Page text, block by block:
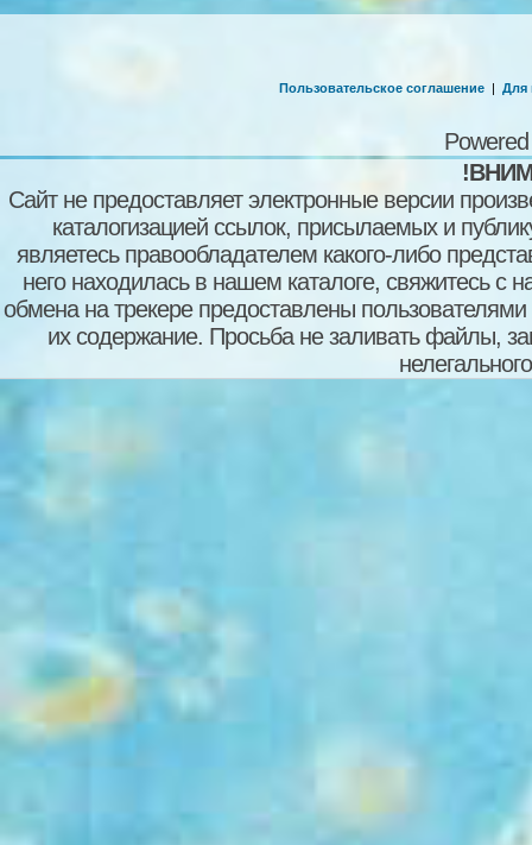
Пользовательское соглашение | Для
Сайт не предоставляет электронные версии
каталогизацией ссылок, присылаемых и
являетесь правообладателем какого-либо
него находилась в нашем каталоге, свяжитесь
обмена на трекере предоставлены пользователями
их содержание. Просьба не заливать файлы,